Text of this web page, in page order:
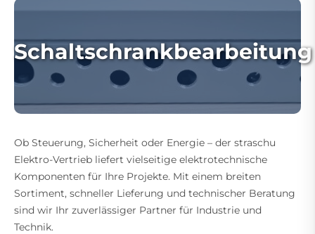
Schaltschrankbearbeitung
Ob Steuerung, Sicherheit oder Energie – der straschu
Elektro-Vertrieb liefert vielseitige elektrotechnische
Komponenten für Ihre Projekte. Mit einem breiten
Sortiment, schneller Lieferung und technischer Beratung
sind wir Ihr zuverlässiger Partner für Industrie und
Technik.